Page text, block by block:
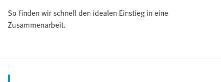
So finden wir schnell den idealen Einstieg in eine
Zusammenarbeit.